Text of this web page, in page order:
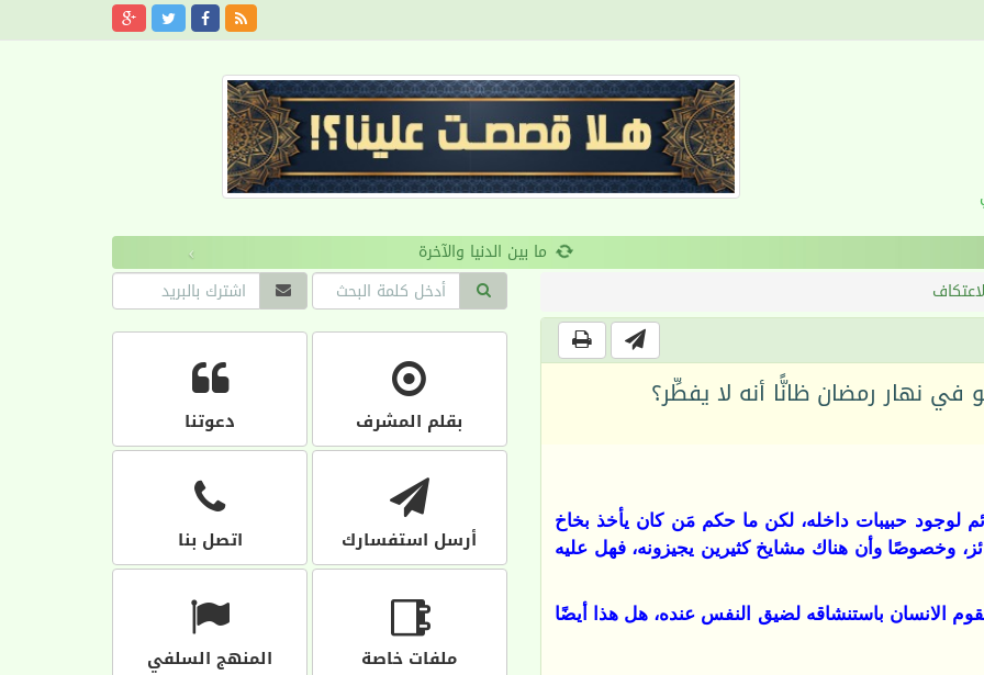
›
في نهار رمضان ظانًّا أنه لا يفطِّر؟
لوجود حبيبات داخله، لكن ما حكم مَن كان يأخذ بخاخ
وخصوصًا وأن هناك مشايخ كثيرين يجيزونه، فهل عليه
الانسان باستنشاقه لضيق النفس عنده، هل هذا أيضًا
بقلم المشرف دعوتنا
أرسل استفسارك اتصل بنا
ملفات خاصة المنهج السلفي